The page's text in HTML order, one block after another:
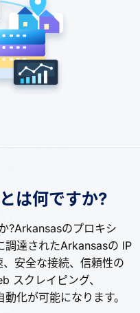
は何ですか?
?Arkansasのプロキシ
調達されたArkansasの IP
安全な接続、信頼性の
スクレイピング、
化が可能になります。